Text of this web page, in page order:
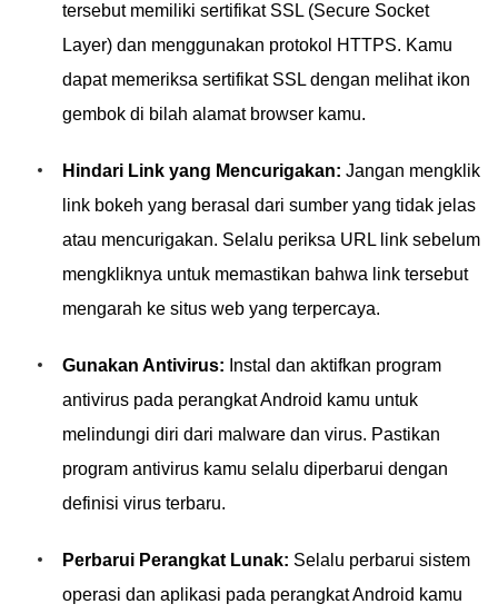
tersebut memiliki sertifikat SSL (Secure Socket
Layer) dan menggunakan protokol HTTPS. Kamu
dapat memeriksa sertifikat SSL dengan melihat ikon
gembok di bilah alamat browser kamu.
Hindari Link yang Mencurigakan: Jangan mengklik
link bokeh yang berasal dari sumber yang tidak jelas
atau mencurigakan. Selalu periksa URL link sebelum
mengkliknya untuk memastikan bahwa link tersebut
mengarah ke situs web yang terpercaya.
Gunakan Antivirus: Instal dan aktifkan program
antivirus pada perangkat Android kamu untuk
melindungi diri dari malware dan virus. Pastikan
program antivirus kamu selalu diperbarui dengan
definisi virus terbaru.
Perbarui Perangkat Lunak: Selalu perbarui sistem
operasi dan aplikasi pada perangkat Android kamu